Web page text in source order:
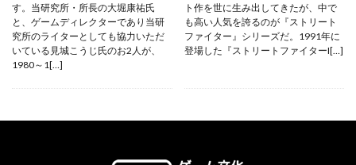
す。当研究所・所長の大堀康祐氏
と、ゲームディレクターであり当研
究所のライターとしても協力いただ
いている見城こうじ氏のお2人が、
1980～1[…]
ト作を世に生み出してきたが、中で
も高い人気を誇るのが『ストリート
ファイター』シリーズだ。1991年に
登場した『ストリートファイターI[…]